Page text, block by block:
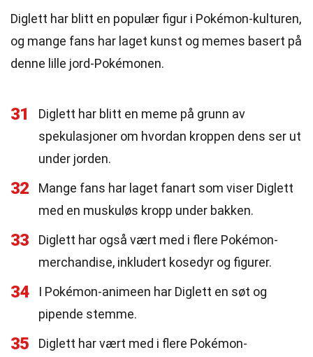
Diglett har blitt en populær figur i Pokémon-kulturen,
og mange fans har laget kunst og memes basert på
denne lille jord-Pokémonen.
31
Diglett har blitt en meme på grunn av
spekulasjoner om hvordan kroppen dens ser ut
under jorden.
32
Mange fans har laget fanart som viser Diglett
med en muskuløs kropp under bakken.
33
Diglett har også vært med i flere Pokémon-
merchandise, inkludert kosedyr og figurer.
34
I Pokémon-animeen har Diglett en søt og
pipende stemme.
35
Diglett har vært med i flere Pokémon-